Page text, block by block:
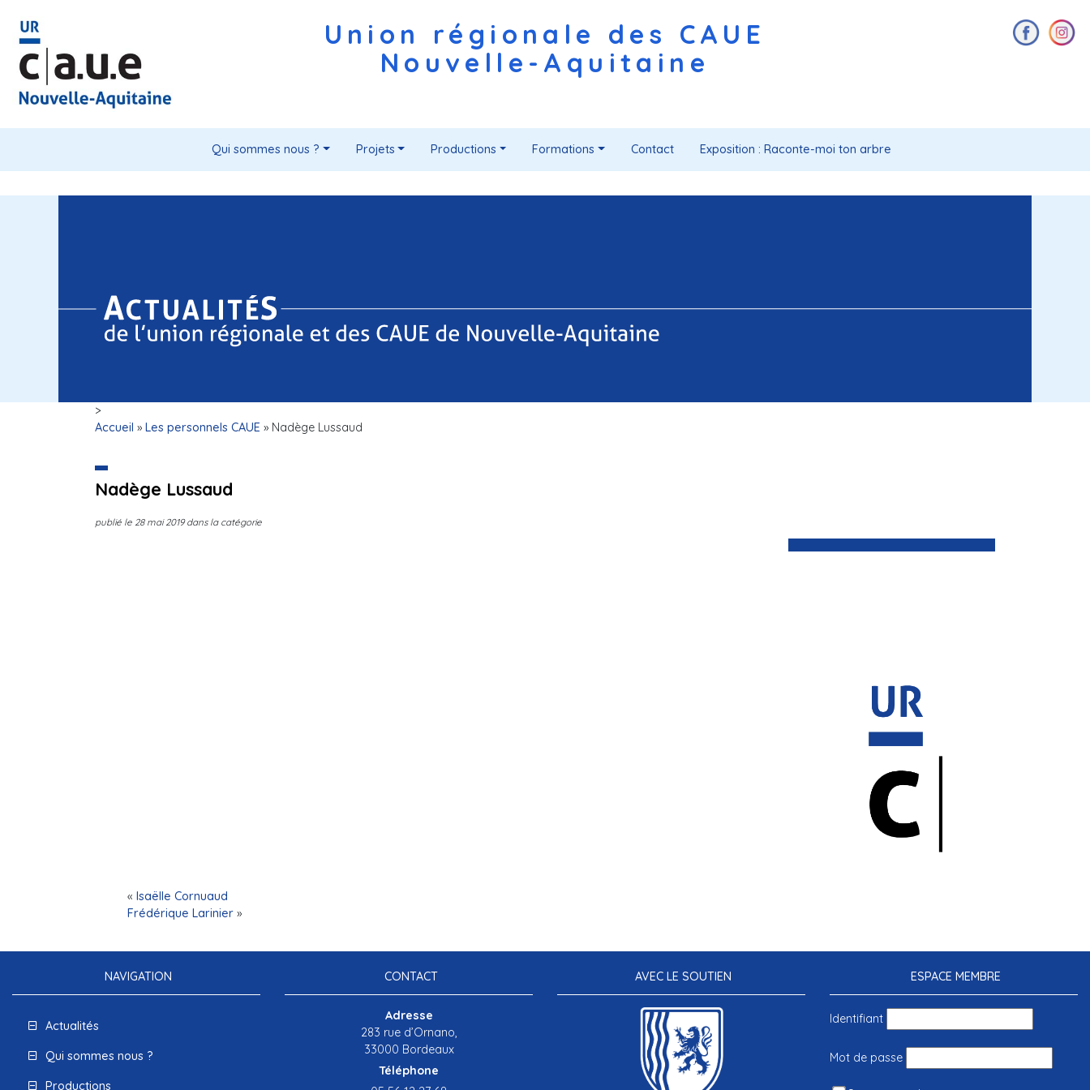
Union régionale des CAUE
Nouvelle-Aquitaine
Qui sommes nous ? Projets Productions Formations Contact Exposition : Raconte-moi ton arbre
>
Accueil » Les personnels CAUE » Nadège Lussaud
Nadège Lussaud
publié le 28 mai 2019dans la catégorie
« Isaëlle Cornuaud
Frédérique Larinier »
NAVIGATION
Actualités
Qui sommes nous ?
Productions
CONTACT
Adresse
283 rue d’Ornano,
33000 Bordeaux
Téléphone
AVEC LE SOUTIEN ESPACE MEMBRE
Identifiant
Mot de passe